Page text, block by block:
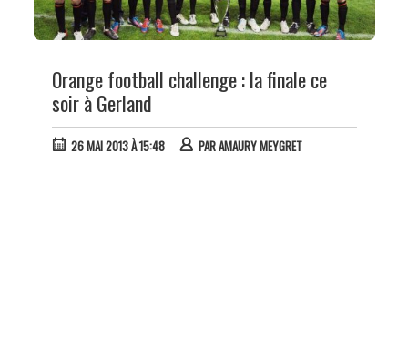
Orange football challenge : la finale ce
soir à Gerland
26 MAI 2013 À 15:48 PARAMAURY MEYGRET